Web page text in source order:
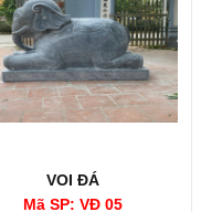
VOI ĐÁ
Mã SP: VĐ 05